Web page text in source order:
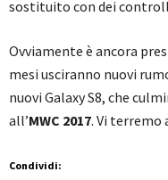
sostituito con dei
Ovviamente è ancora
mesi usciranno nuovi
nuovi Galaxy S8, che
all’MWC 2017. Vi terremo
Condividi: